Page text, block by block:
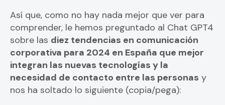
Así que, como no hay nada mejor que ver para
comprender, le hemos preguntado al Chat GPT4
sobre las diez tendencias en comunicación
corporativa para 2024 en España que mejor
integran las nuevas tecnologías y la
necesidad de contacto entre las personas y
nos ha soltado lo siguiente (copia/pega):